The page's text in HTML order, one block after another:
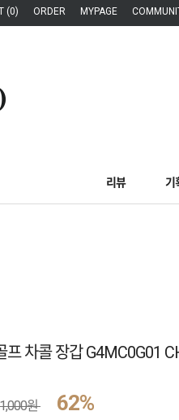
(0) ORDER MYPAGE
리뷰 기
프 차콜 장갑 G4MC0G01
원 62%